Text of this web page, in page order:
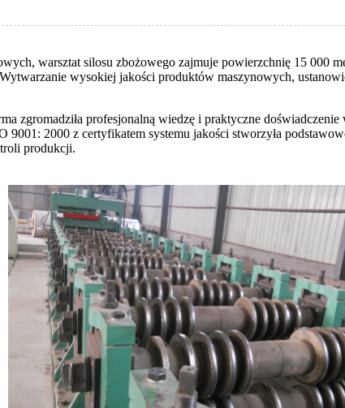
warsztat silosu zbożowego zajmuje powierzchnię 15 000
wysokiej jakości produktów maszynowych,
zgromadziła profesjonalną wiedzę i praktyczne
2000 z certyfikatem systemu jakości stworzyła
produkcji.